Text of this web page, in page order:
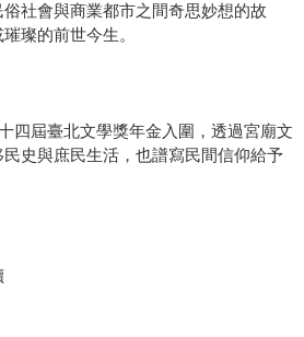
社會與商業都市之間奇思妙想的故
璨的前世今生。
四屆臺北文學獎年金入圍，透過宮廟文
史與庶民生活，也譜寫民間信仰給予